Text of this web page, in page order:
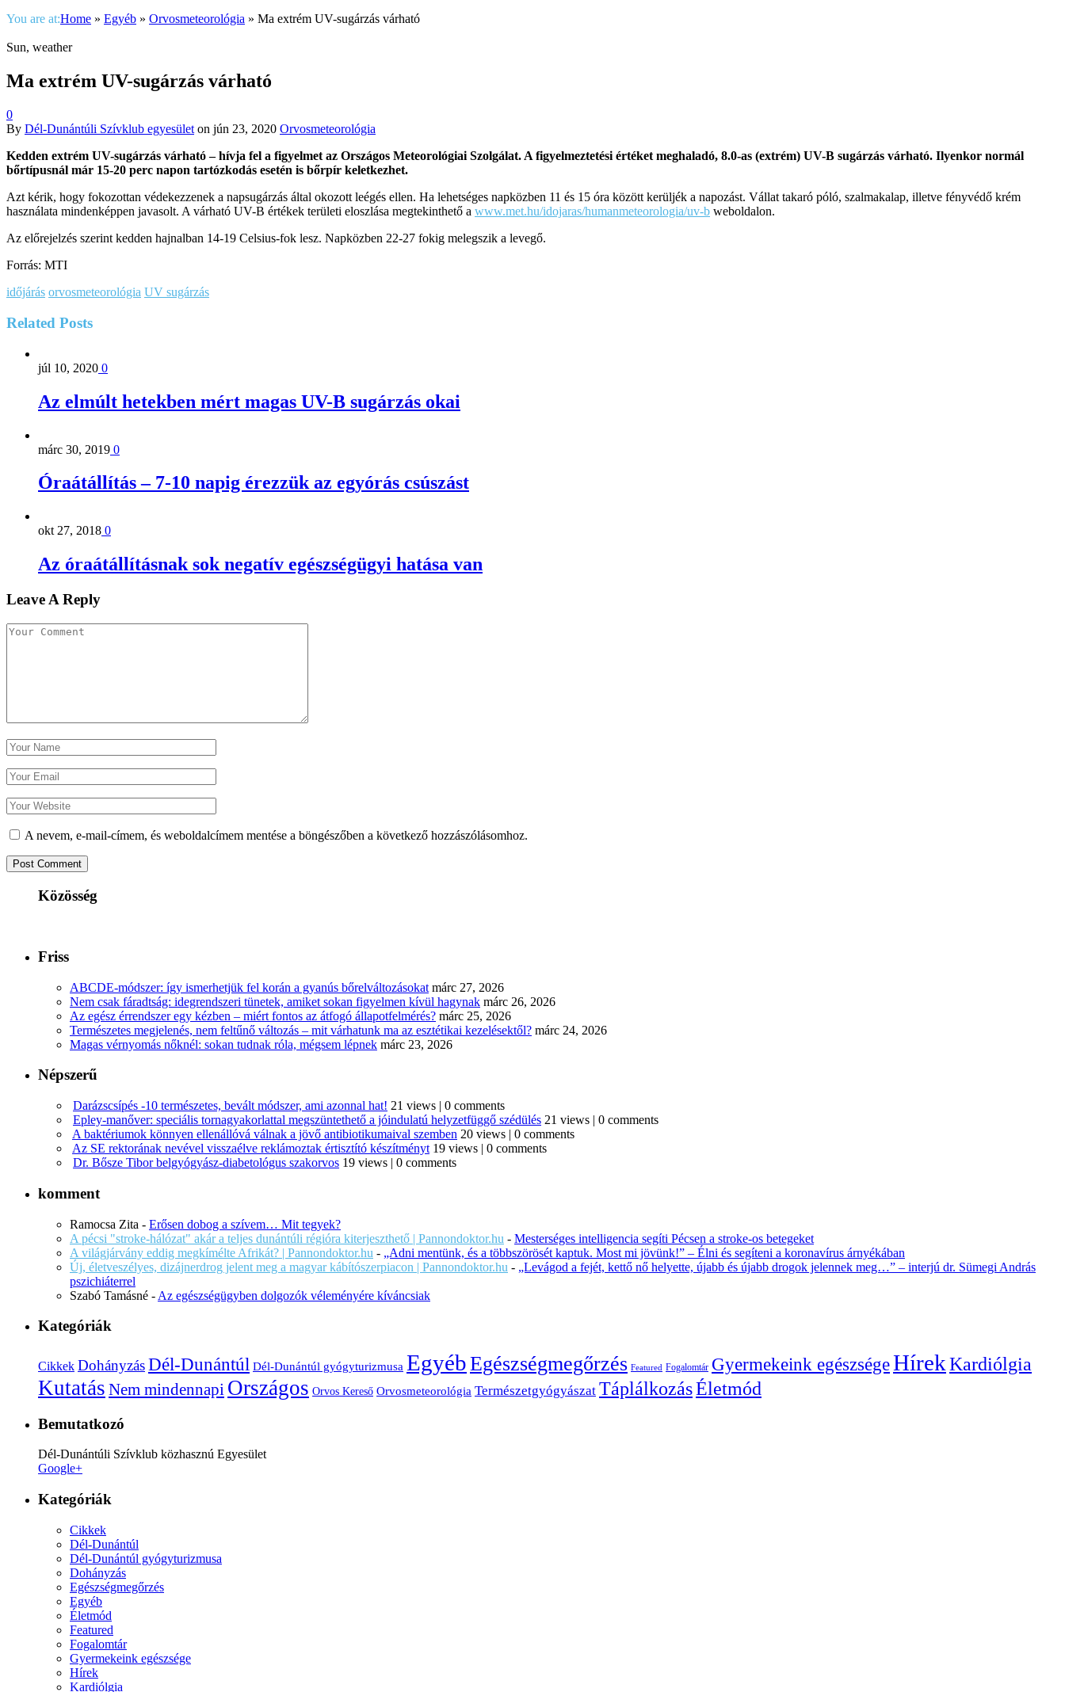
You are at:Home » Egyéb » Orvosmeteorológia » Ma extrém UV-sugárzás várható
Sun, weather
Ma extrém UV-sugárzás várható
0
By Dél-Dunántúli Szívklub egyesület on jún 23, 2020 Orvosmeteorológia
Kedden extrém UV-sugárzás várható – hívja fel a figyelmet az Országos Meteorológiai Szolgálat. A figyelmeztetési értéket meghaladó, 8.0-as (extrém) UV-B sugárzás várható. Ilyenkor normál
bőrtípusnál már 15-20 perc napon tartózkodás esetén is bőrpír keletkezhet.
Azt kérik, hogy fokozottan védekezzenek a napsugárzás által okozott leégés ellen. Ha lehetséges napközben 11 és 15 óra között kerüljék a napozást. Vállat takaró póló, szalmakalap, illetve fényvédő krém
használata mindenképpen javasolt. A várható UV-B értékek területi eloszlása megtekinthető a www.met.hu/idojaras/humanmeteorologia/uv-b weboldalon.
Az előrejelzés szerint kedden hajnalban 14-19 Celsius-fok lesz. Napközben 22-27 fokig melegszik a levegő.
Forrás: MTI
időjárás orvosmeteorológia UV sugárzás
Related Posts
júl 10, 2020 0
Az elmúlt hetekben mért magas UV-B sugárzás okai
márc 30, 2019 0
Óraátállítás – 7-10 napig érezzük az egyórás csúszást
okt 27, 2018 0
Az óraátállításnak sok negatív egészségügyi hatása van
Leave A Reply
A nevem, e-mail-címem, és weboldalcímem mentése a böngészőben a következő hozzászólásomhoz.
Közösség
Friss
ABCDE‑módszer: így ismerhetjük fel korán a gyanús bőrelváltozásokat márc 27, 2026
Nem csak fáradtság: idegrendszeri tünetek, amiket sokan figyelmen kívül hagynak márc 26, 2026
Az egész érrendszer egy kézben – miért fontos az átfogó állapotfelmérés? márc 25, 2026
Természetes megjelenés, nem feltűnő változás – mit várhatunk ma az esztétikai kezelésektől? márc 24, 2026
Magas vérnyomás nőknél: sokan tudnak róla, mégsem lépnek márc 23, 2026
Népszerű
Darázscsípés -10 természetes, bevált módszer, ami azonnal hat! 21 views | 0 comments
Epley-manőver: speciális tornagyakorlattal megszüntethető a jóindulatú helyzetfüggő szédülés 21 views | 0 comments
A baktériumok könnyen ellenállóvá válnak a jövő antibiotikumaival szemben 20 views | 0 comments
Az SE rektorának nevével visszaélve reklámoztak értisztító készítményt 19 views | 0 comments
Dr. Bősze Tibor belgyógyász-diabetológus szakorvos 19 views | 0 comments
komment
Ramocsa Zita - Erősen dobog a szívem… Mit tegyek?
A pécsi "stroke-hálózat" akár a teljes dunántúli régióra kiterjeszthető | Pannondoktor.hu - Mesterséges intelligencia segíti Pécsen a stroke-os betegeket
A világjárvány eddig megkímélte Afrikát? | Pannondoktor.hu - „Adni mentünk, és a többszörösét kaptuk. Most mi jövünk!” – Élni és segíteni a koronavírus árnyékában
Új, életveszélyes, dizájnerdrog jelent meg a magyar kábítószerpiacon | Pannondoktor.hu - „Levágod a fejét, kettő nő helyette, újabb és újabb drogok jelennek meg…” – interjú dr. Sümegi András
pszichiáterrel
Szabó Tamásné - Az egészségügyben dolgozók véleményére kíváncsiak
Kategóriák
Cikkek DohányzásDél-Dunántúl Dél-Dunántúl gyógyturizmusa EgyébEgészségmegőrzés Featured Fogalomtár Gyermekeink egészségeHírekKardiólgia
Kutatás Nem mindennapi Országos Orvos Kereső Orvosmeteorológia Természetgyógyászat TáplálkozásÉletmód
Bemutatkozó
Dél-Dunántúli Szívklub közhasznú Egyesület
Google+
Kategóriák
Cikkek
Dél-Dunántúl
Dél-Dunántúl gyógyturizmusa
Dohányzás
Egészségmegőrzés
Egyéb
Életmód
Featured
Fogalomtár
Gyermekeink egészsége
Hírek
Kardiólgia